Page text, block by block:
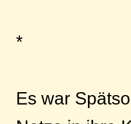
*
Es war